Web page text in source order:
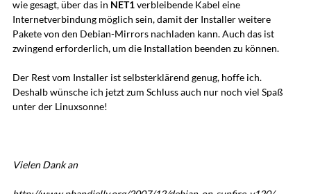
wie gesagt, über das in NET1verbleibende Kabel eine
Internetverbindung möglich sein, damit der Installer weitere
Pakete von den Debian-Mirrors nachladen kann. Auch das ist
zwingend erforderlich, um die Installation beenden zu können.
Der Rest vom Installer ist selbsterklärend genug, hoffe ich.
Deshalb wünsche ich jetzt zum Schluss auch nur noch viel Spaß
unter der Linuxsonne!
Vielen Dank an